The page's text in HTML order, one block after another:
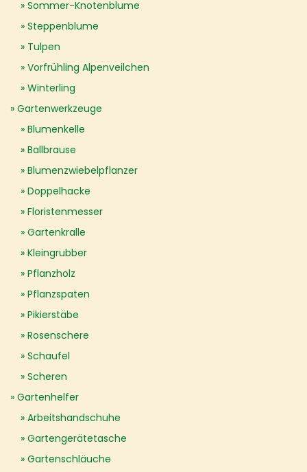
Sommer-Knotenblume
Steppenblume
Tulpen
Vorfrühling Alpenveilchen
Winterling
Gartenwerkzeuge
Blumenkelle
Ballbrause
Blumenzwiebelpflanzer
Doppelhacke
Floristenmesser
Gartenkralle
Kleingrubber
Pflanzholz
Pflanzspaten
Pikierstäbe
Rosenschere
Schaufel
Scheren
Gartenhelfer
Arbeitshandschuhe
Gartengerätetasche
Gartenschläuche